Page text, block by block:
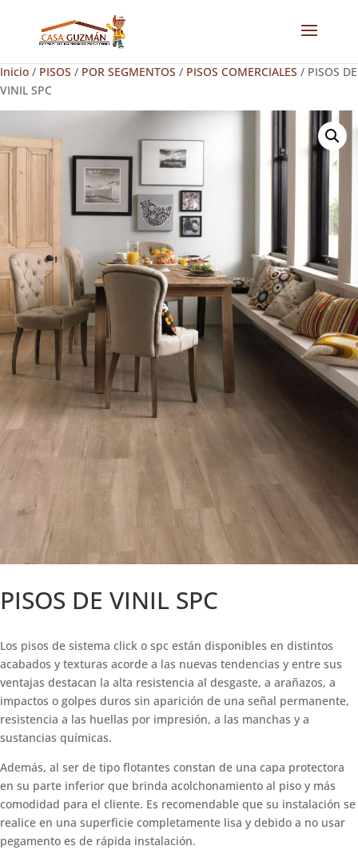
Inicio / PISOS / POR SEGMENTOS / PISOS COMERCIALES / PISOS DE
VINIL SPC
PISOS DE VINIL SPC
Los pisos de sistema click o spc están disponibles en distintos
acabados y texturas acorde a las nuevas tendencias y entre sus
ventajas destacan la alta resistencia al desgaste, a arañazos, a
impactos o golpes duros sin aparición de una señal permanente,
resistencia a las huellas por impresión, a las manchas y a
sustancias químicas.
Además, al ser de tipo flotantes constan de una capa protectora
en su parte inferior que brinda acolchonamiento al piso y más
comodidad para el cliente. Es recomendable que su instalación se
realice en una superficie completamente lisa y debido a no usar
pegamento es de rápida instalación.